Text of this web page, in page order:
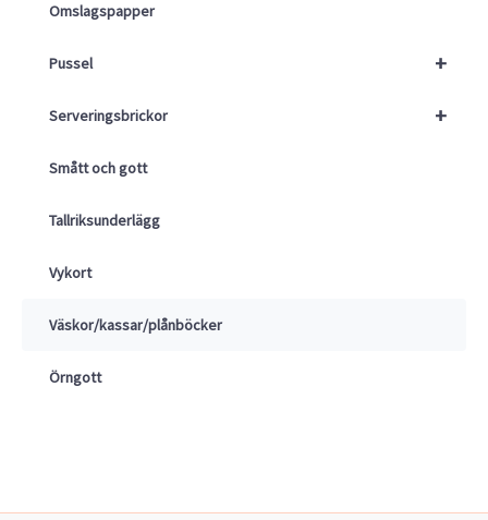
Omslagspapper
+
Pussel
+
Serveringsbrickor
Smått och gott
Tallriksunderlägg
Vykort
Väskor/kassar/plånböcker
Örngott